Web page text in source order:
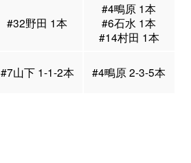
#32野田 1本
#4鴫原 1本
#6石水 1本
#14村田 1本
#7山下 1-1-2本 #4鴫原 2-3-5本